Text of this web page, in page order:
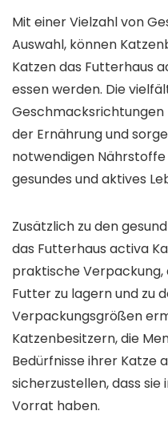
Mit einer Vielzahl von
Auswahl, können
Katzen das Futterhaus
essen werden. Die
Geschmacksrichtungen
der Ernährung und
notwendigen
gesundes und aktives
Zusätzlich zu den
das Futterhaus activa
praktische Verpackung,
Futter zu lagern und zu
Verpackungsgrößen
Katzenbesitzern, die
Bedürfnisse ihrer Katze
sicherzustellen, dass
Vorrat haben.